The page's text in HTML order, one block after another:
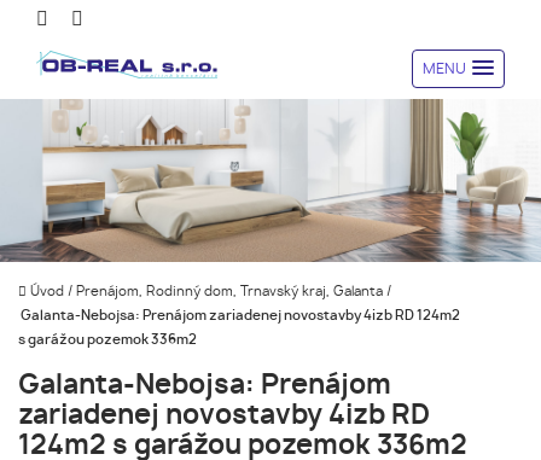
MENU
Úvod / Prenájom, Rodinný dom, Trnavský kraj, Galanta /
Galanta-Nebojsa: Prenájom zariadenej novostavby 4izb RD 124m2
s garážou pozemok 336m2
Galanta-Nebojsa: Prenájom
zariadenej novostavby 4izb RD
124m2 s garážou pozemok 336m2